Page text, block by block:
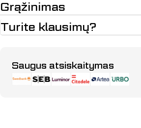
Grąžinimas
Turite klausimų?
Saugus atsiskaitymas
Apmokėjimo
būdai